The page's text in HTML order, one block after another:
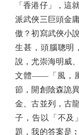
「香港仔」，這
派武俠三巨頭金
傲？初寫武俠小
生甚，頭腦聰明
說，尤崇海明威
文體——「風，
節，開創陰森詭
金、古並列，古
子，告以「不及
題，我的答案是